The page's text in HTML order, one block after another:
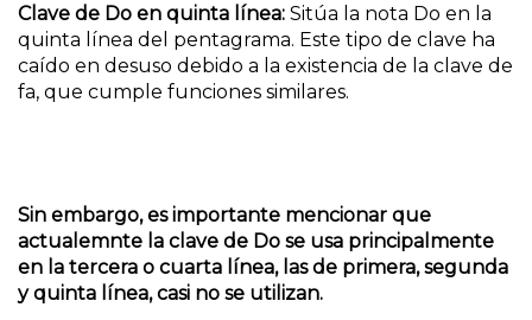
Clave de Do en quinta línea: Sitúa la nota Do en la
quinta línea del pentagrama. Este tipo de clave ha
caído en desuso debido a la existencia de la clave de
fa, que cumple funciones similares.
Sin embargo, es importante mencionar que
actualemnte la clave de Do se usa principalmente
en la tercera o cuarta línea, las de primera, segunda
y quinta línea, casi no se utilizan.